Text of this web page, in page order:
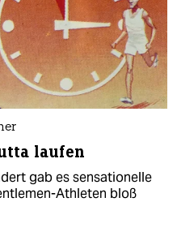
laufen
gab es sensationelle
Athleten bloß